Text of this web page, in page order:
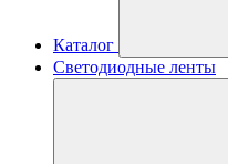
Каталог
Светодиодные ленты